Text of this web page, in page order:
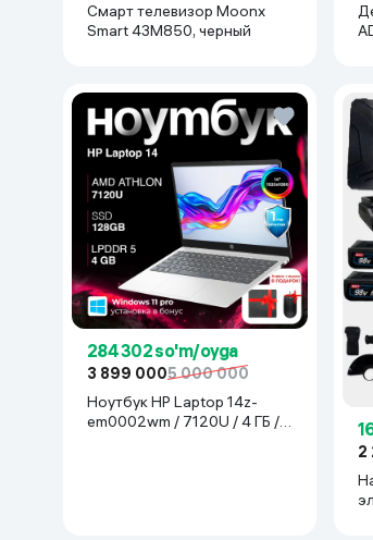
Смарт телевизор Moonx
Smart 43M850, черный
284 302 so'm/oyga
3 899 0005 000 000
Ноутбук HP Laptop 14z-
em0002wm / 7120U / 4 ГБ /
2